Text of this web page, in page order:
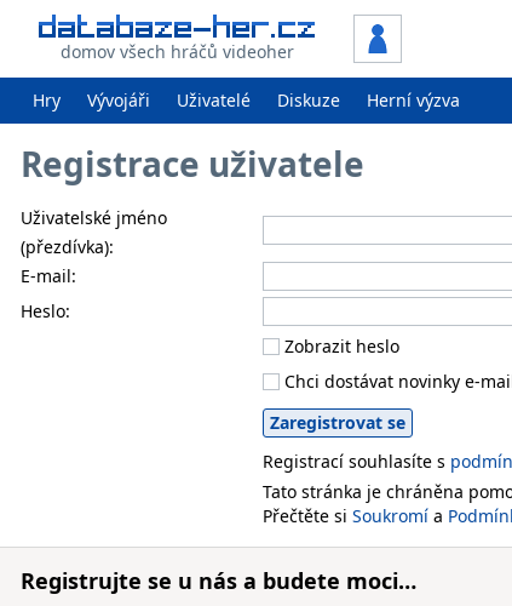
domov všech hráčů videoher
Hry Vývojáři Uživatelé Diskuze Herní výzva
Registrace uživatele
Uživatelské jméno
(přezdívka):
E-mail:
Heslo:
Zobrazit heslo
Chci dostávat novinky e-
Registrací souhlasíte s
Tato stránka je chráněna
Přečtěte si Soukromí a
Registrujte se u nás a budete moci…